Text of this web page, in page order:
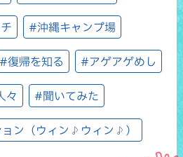
#沖縄キャンプ場
#復帰を知る #アゲアゲめし
々 #聞いてみた
ン（ウィン♪ウィン♪）